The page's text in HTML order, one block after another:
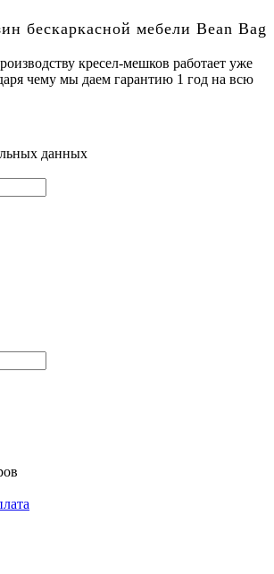
бескаркасной мебели Bean Bag
кресел-мешков работает уже
чему мы даем гарантию 1 год на всю
данных